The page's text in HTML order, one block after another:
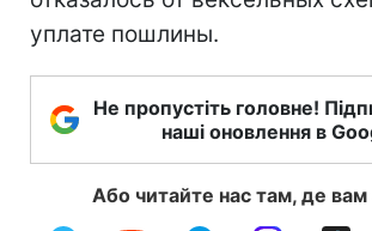
уплате пошлины.
Не пропустіть головне!
наші оновлення в
Або читайте нас там, де вам